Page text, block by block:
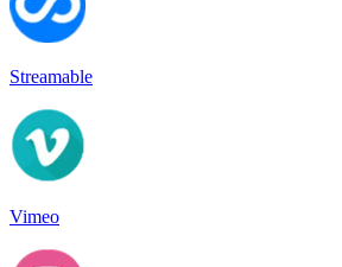
Streamable
Vimeo